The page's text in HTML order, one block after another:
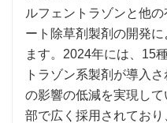
ルフェントラゾンと他
ート除草剤製剤の開発
ます。2024年には、15
トラゾン系製剤が導入
の影響の低減を実現し
部で広く採用されてお